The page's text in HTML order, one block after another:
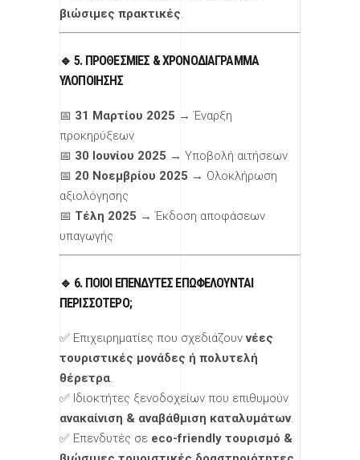
βιώσιμες πρακτικές.
🔹 5. ΠΡΟΘΕΣΜΊΕΣ & ΧΡΟΝΟΔΙΆΓΡΑΜΜΑ
ΥΛΟΠΟΊΗΣΗΣ
📅 31 Μαρτίου 2025 → Έναρξη
προκηρύξεων
📅 30 Ιουνίου 2025 → Υποβολή αιτήσεων
📅 20 Νοεμβρίου 2025 → Ολοκλήρωση
αξιολόγησης
📅 Τέλη 2025 → Έκδοση αποφάσεων
υπαγωγής
🔹 6. ΠΟΙΟΙ ΕΠΕΝΔΥΤΈΣ ΕΠΩΦΕΛΟΎΝΤΑΙ
ΠΕΡΙΣΣΌΤΕΡΟ;
✅ Επιχειρηματίες που σχεδιάζουννέες
τουριστικές μονάδες ή πολυτελή
θέρετρα.
✅ Ιδιοκτήτες ξενοδοχείων που επιθυμούν
ανακαίνιση & αναβάθμιση καταλυμάτων.
✅ Επενδυτές σε eco-friendly τουρισμό &